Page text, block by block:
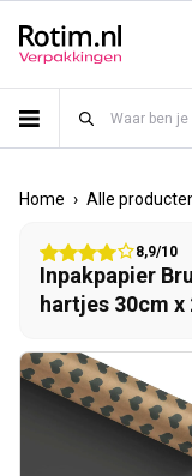
Home › Alle
8,9/10
Inpakpapier
hartjes 30cm